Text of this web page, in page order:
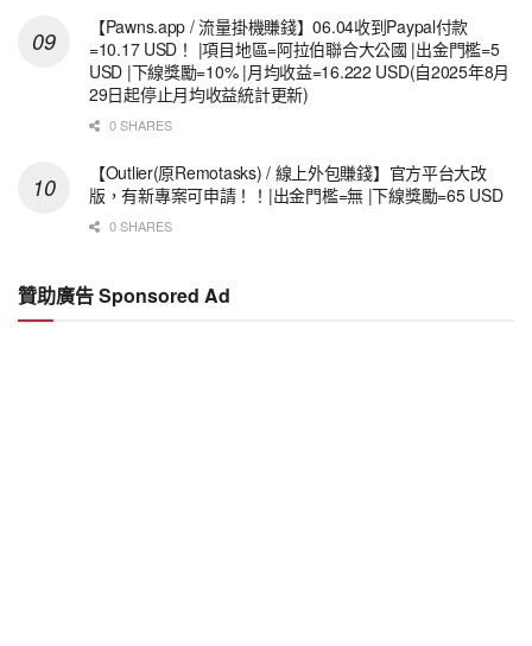
【Pawns.app / 流量掛機賺錢】06.04收到Paypal付款
=10.17 USD！ |項目地區=阿拉伯聯合大公國 |出金門檻=5
USD |下線獎勵=10% |月均收益=16.222 USD(自2025年8月
29日起停止月均收益統計更新)
0 SHARES
【Outlier(原Remotasks) / 線上外包賺錢】官方平台大改
版，有新專案可申請！！|出金門檻=無 |下線獎勵=65 USD
0 SHARES
贊助廣告 Sponsored Ad